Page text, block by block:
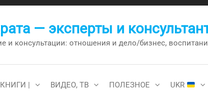
— эксперты и
консультации: отношения и дело/бизнес,
КНИГИ | ВИДЕО, ТВ ПОЛЕЗНОЕ UKR